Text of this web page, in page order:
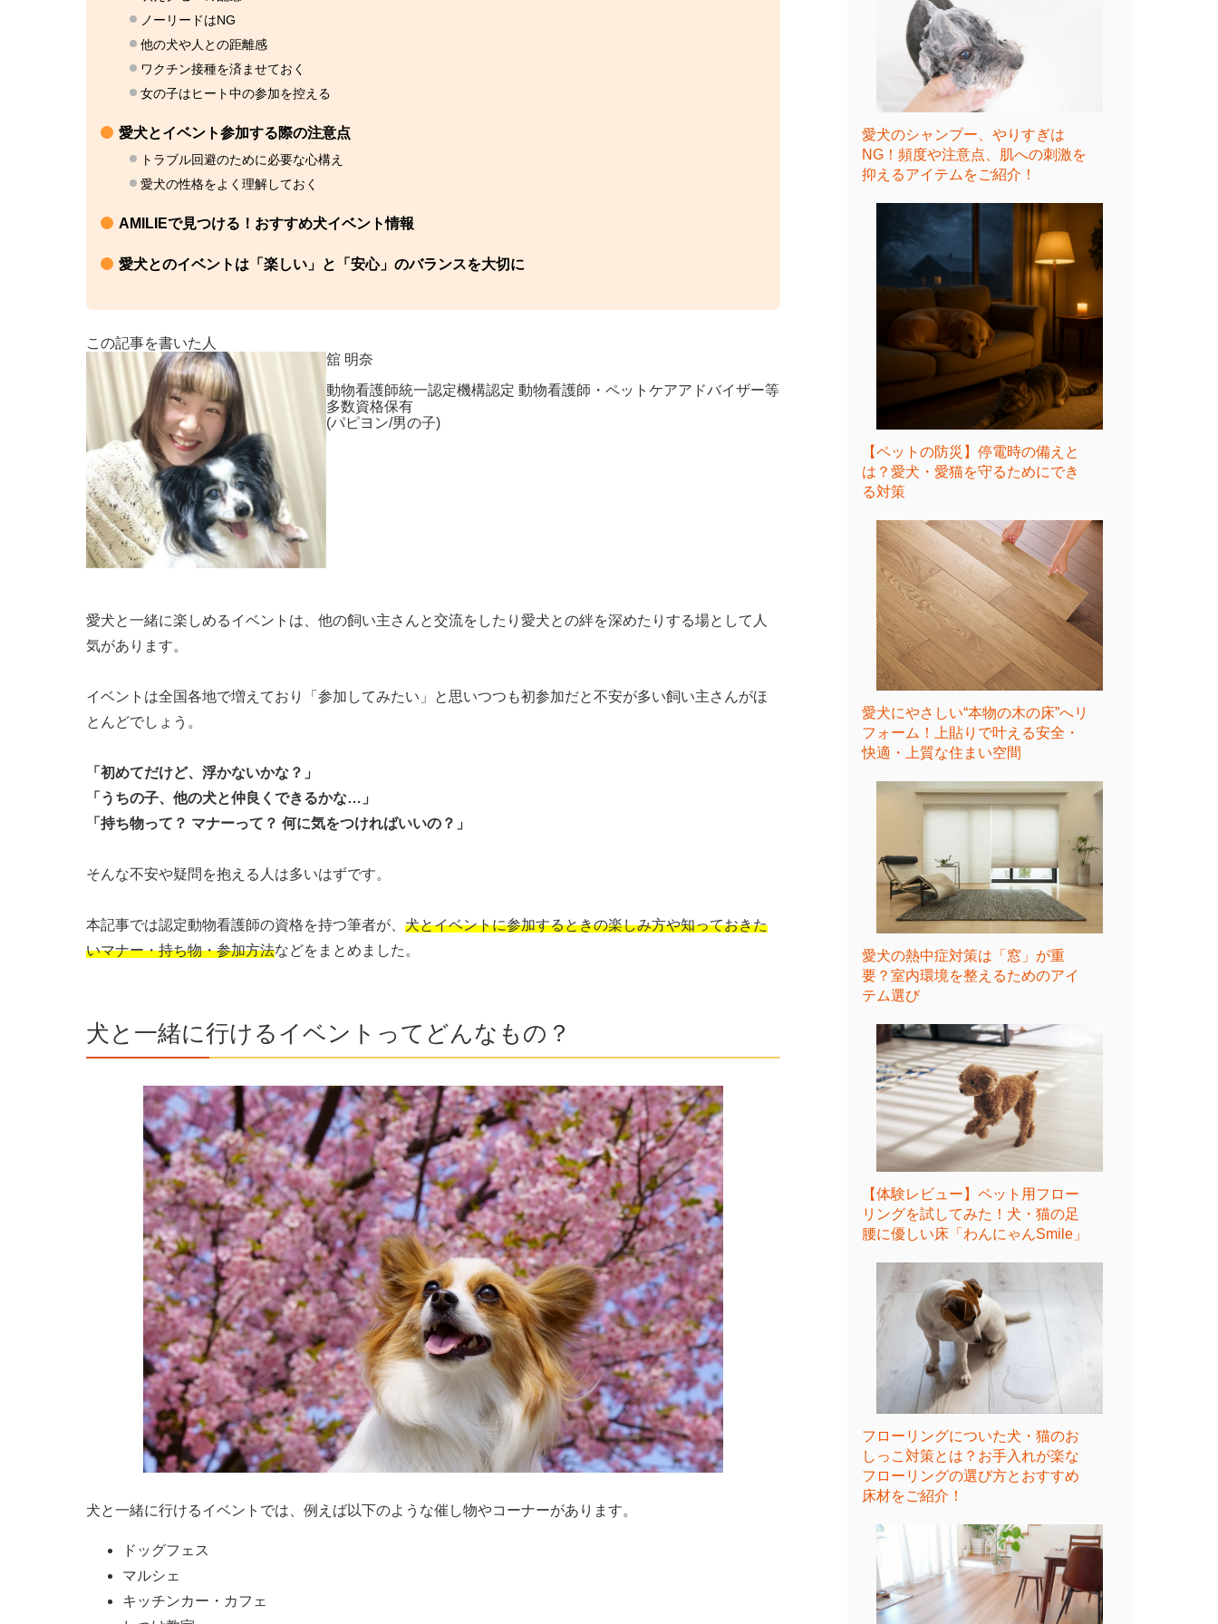
ノーリードはNG
他の犬や人との距離感
ワクチン接種を済ませておく
女の子はヒート中の参加を控える
愛犬とイベント参加する際の注意点
トラブル回避のために必要な心構え
愛犬の性格をよく理解しておく
AMILIEで見つける！おすすめ犬イベント情報
愛犬とのイベントは「楽しい」と「安心」のバランスを大切に
この記事を書いた人
舘 明奈
動物看護師統一認定機構認定 動物看護師・ペットケアアドバイザー等
多数資格保有
(パピヨン/男の子)
愛犬と一緒に楽しめるイベントは、他の飼い主さんと交流をしたり愛犬との絆を深めたりする場として人
気があります。
イベントは全国各地で増えており「参加してみたい」と思いつつも初参加だと不安が多い飼い主さんがほ
とんどでしょう。
「初めてだけど、浮かないかな？」
「うちの子、他の犬と仲良くできるかな…」
「持ち物って？ マナーって？ 何に気をつければいいの？」
そんな不安や疑問を抱える人は多いはずです。
本記事では認定動物看護師の資格を持つ筆者が、 犬とイベントに参加するときの楽しみ方や知っておきた
いマナー・持ち物・参加方法などをまとめました。
犬と一緒に行けるイベントってどんなもの？
犬と一緒に行けるイベントでは、例えば以下のような催し物やコーナーがあります。
ドッグフェス
マルシェ
キッチンカー・カフェ
愛犬のシャンプー、やりすぎは
NG！頻度や注意点、肌への刺激を
抑えるアイテムをご紹介！
【ペットの防災】停電時の備えと
は？愛犬・愛猫を守るためにでき
る対策
愛犬にやさしい“本物の木の床”へリ
フォーム！上貼りで叶える安全・
快適・上質な住まい空間
愛犬の熱中症対策は「窓」が重
要？室内環境を整えるためのアイ
テム選び
【体験レビュー】ペット用フロー
リングを試してみた！犬・猫の足
腰に優しい床「わんにゃんSmile」
フローリングについた犬・猫のお
しっこ対策とは？お手入れが楽な
フローリングの選び方とおすすめ
床材をご紹介！